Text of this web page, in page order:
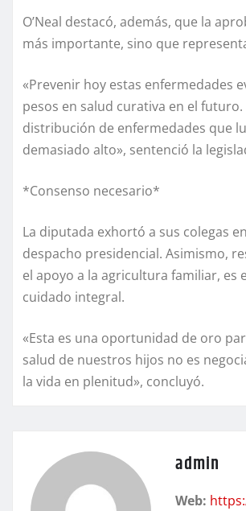
O’Neal destacó, además, que la
más importante, sino que
«Prevenir hoy estas enfermedades
pesos en salud curativa en el
distribución de enfermedades que
demasiado alto», sentenció la
*Consenso necesario*
La diputada exhortó a sus colegas
despacho presidencial. Asimismo,
el apoyo a la agricultura familiar,
cuidado integral.
«Esta es una oportunidad de oro
salud de nuestros hijos no es
la vida en plenitud», concluyó.
admin
Web: